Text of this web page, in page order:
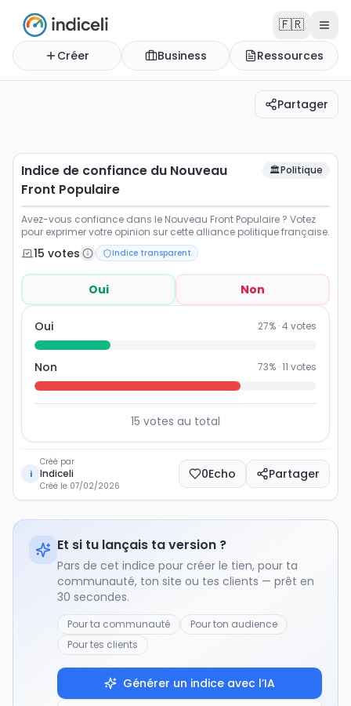
🇫🇷
Créer Business Ressources
Partager
Indice de confiance du Nouveau Front Populaire
Avez-vous confiance dans le Nouveau Front
Indice de confiance du Nouveau
Front Populaire
🏛️Politique
Avez-vous confiance dans le Nouveau Front Populaire ? Votez
pour exprimer votre opinion sur cette alliance politique française.
15 votes Indice transparent
Oui Non
Oui 27% ·4votes
Non 73% ·11 votes
15 votes au total
i
Créé par
Indiceli
Créé le 07/02/2026
0Echo Partager
Et si tu lançais ta version ?
Pars de cet indice pour créer le tien, pour ta
communauté, ton site ou tes clients — prêt en
30 secondes.
Pour ta communauté
Pour ton audience
Pour tes clients
Générer un indice avec l’IA